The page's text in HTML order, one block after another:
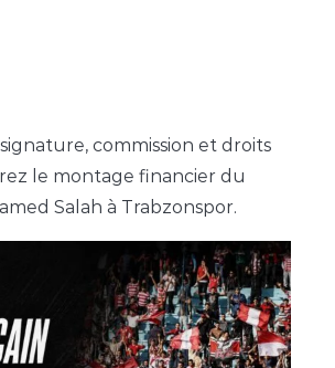
commission et droits
le montage financier du
Salah à Trabzonspor.